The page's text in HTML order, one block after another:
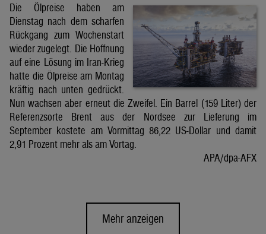
Die Ölpreise haben am
Dienstag nach dem scharfen
Rückgang zum Wochenstart
wieder zugelegt. Die Hoffnung
auf eine Lösung im Iran-Krieg
hatte die Ölpreise am Montag
kräftig nach unten gedrückt.
Nun wachsen aber erneut die Zweifel. Ein Barrel (159 Liter) der
Referenzsorte Brent aus der Nordsee zur Lieferung im
September kostete am Vormittag 86,22 US-Dollar und damit
2,91 Prozent mehr als am Vortag.
APA/dpa-AFX
Mehr anzeigen